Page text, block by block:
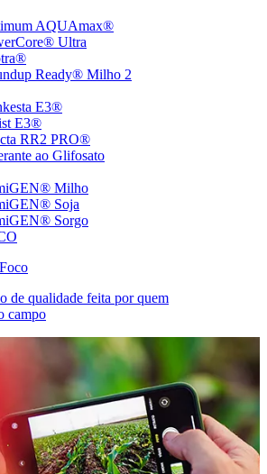
AQUAmax®
Ultra
Ready® Milho 2
E3®
E3®
RR2 PRO®
ao Glifosato
Milho
Soja
Sorgo
de qualidade feita por quem
campo